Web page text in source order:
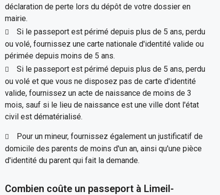
déclaration de perte lors du dépôt de votre dossier en
mairie.
Si le passeport est périmé depuis plus de 5 ans, perdu
ou volé, fournissez une carte nationale d'identité valide ou
périmée depuis moins de 5 ans.
Si le passeport est périmé depuis plus de 5 ans, perdu
ou volé et que vous ne disposez pas de carte d'identité
valide, fournissez un acte de naissance de moins de 3
mois, sauf si le lieu de naissance est une ville dont l'état
civil est dématérialisé.
Pour un mineur, fournissez également un justificatif de
domicile des parents de moins d'un an, ainsi qu'une pièce
d'identité du parent qui fait la demande.
Combien coûte un passeport à Limeil-